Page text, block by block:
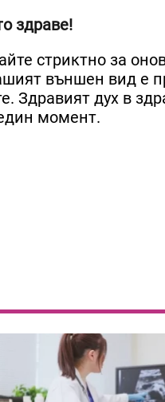
здраве!
стриктно за
външен вид е
Здравият дух в
момент.